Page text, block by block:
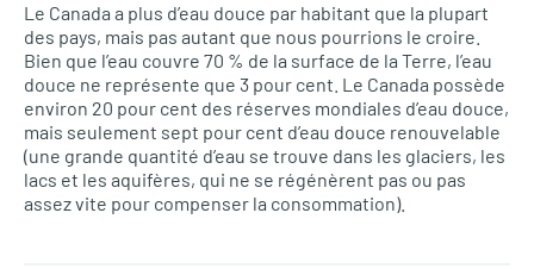
Le Canada a plus d’eau douce par habitant que la plupart
des pays, mais pas autant que nous pourrions le croire.
Bien que l’eau couvre 70 % de la surface de la Terre, l’eau
douce ne représente que 3 pour cent. Le Canada possède
environ 20 pour cent des réserves mondiales d’eau douce,
mais seulement sept pour cent d’eau douce renouvelable
(une grande quantité d’eau se trouve dans les glaciers, les
lacs et les aquifères, qui ne se régénèrent pas ou pas
assez vite pour compenser la consommation).